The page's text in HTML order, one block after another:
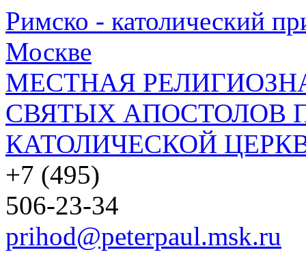
Римско - католический
Москве
МЕСТНАЯ
СВЯТЫХ АПОСТОЛОВ
КАТОЛИЧЕСКОЙ
+7 (495)
506-23-34
prihod@peterpaul.msk.ru